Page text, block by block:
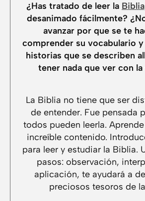
¿Has tratado de leer la
desanimado fácilmente?
avanzar por que se te
comprender su vocabulario y
historias que se describen
tener nada que ver con la
La Biblia no tiene que ser
de entender. Fue pensada
todos pueden leerla.
increíble contenido.
para leer y estudiar la Biblia.
pasos: observación,
aplicación, te ayudará a
preciosos tesoros de la